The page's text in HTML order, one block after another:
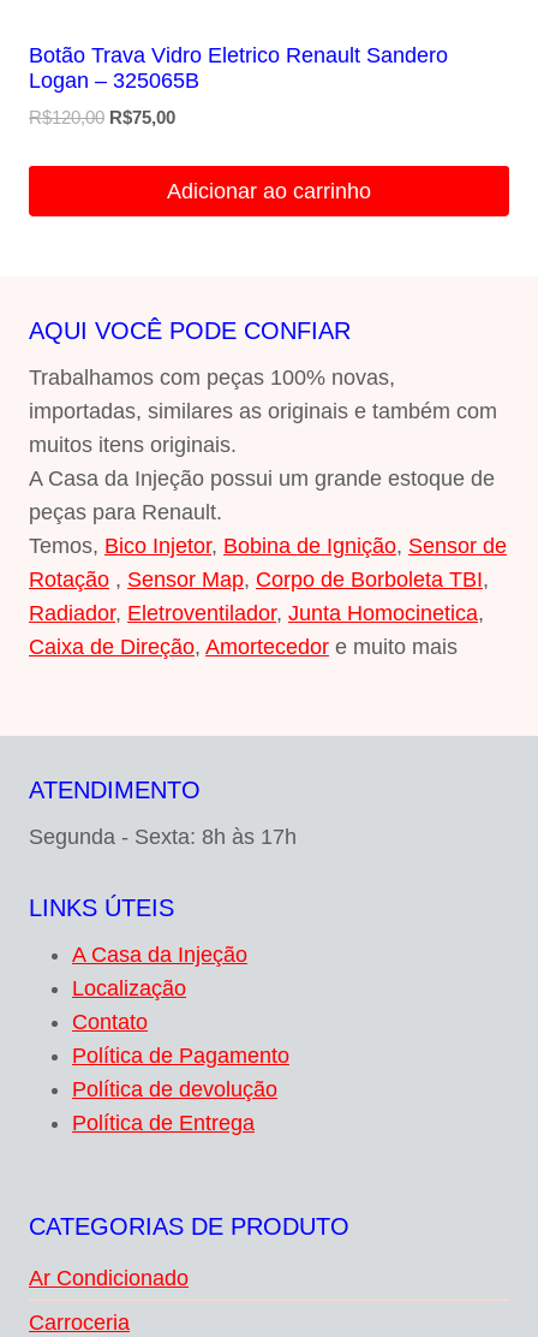
Botão Trava Vidro Eletrico Renault Sandero
Logan – 325065B
R$120,00 O
R$75,00O
é:
Adicionar ao carrinho
AQUI VOCÊ PODE CONFIAR
Trabalhamos com peças 100% novas,
importadas, similares as originais e também com
muitos itens originais.
A Casa da Injeção possui um grande estoque de
peças para Renault.
Temos, Bico Injetor, Bobina de Ignição, Sensor de
Rotação , Sensor Map, Corpo de Borboleta TBI,
Radiador, Eletroventilador, Junta Homocinetica,
Caixa de Direção, Amortecedor e muito mais
ATENDIMENTO
Segunda - Sexta: 8h às 17h
LINKS ÚTEIS
A Casa da Injeção
Localização
Contato
Política de Pagamento
Política de devolução
Política de Entrega
CATEGORIAS DE PRODUTO
Ar Condicionado
Carroceria